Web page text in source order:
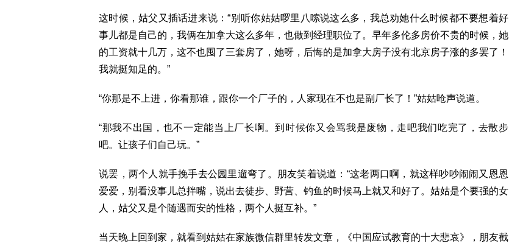
这时候，姑父又插话进来说：“别听你姑姑啰里八嗦说这么多，我总劝她什么时候都不要想着好
事儿都是自己的，我俩在加拿大这么多年，也做到经理职位了。早年多伦多房价不贵的时候，她
的工资就十几万，这不也囤了三套房了，她呀，后悔的是加拿大房子没有北京房子涨的多罢了！
我就挺知足的。”
“你那是不上进，你看那谁，跟你一个厂子的，人家现在不也是副厂长了！”姑姑呛声说道。
“那我不出国，也不一定能当上厂长啊。到时候你又会骂我是废物，走吧我们吃完了，去散步
吧。让孩子们自己玩。”
说罢，两个人就手挽手去公园里遛弯了。朋友笑着说道：“这老两口啊，就这样吵吵闹闹又恩恩
爱爱，别看没事儿总拌嘴，说出去徒步、野营、钓鱼的时候马上就又和好了。姑姑是个要强的女
人，姑父又是个随遇而安的性格，两个人挺互补。”
当天晚上回到家，就看到姑姑在家族微信群里转发文章，《中国应试教育的十大悲哀》，朋友截